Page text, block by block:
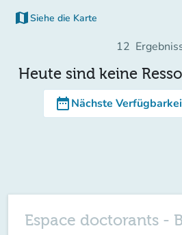
map Siehe die Karte
12
Heute sind keine
date_rangeNächste
Espace doctorants -